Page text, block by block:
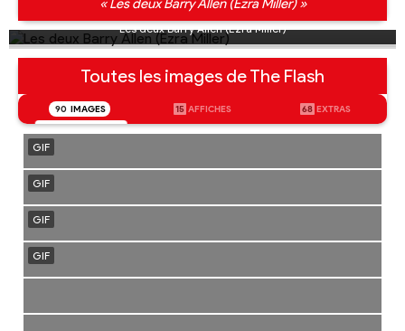
« Les deux Barry Allen (Ezra Miller) »
Les deux Barry Allen (Ezra Miller)
Toutes les images de The Flash
90 IMAGES 15 AFFICHES 68 EXTRAS